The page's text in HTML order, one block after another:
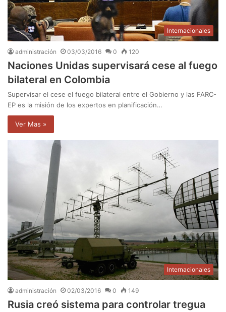
Internacionales
administración 03/03/2016 0 120
Naciones Unidas supervisará cese al fuego
bilateral en Colombia
Supervisar el cese el fuego bilateral entre el Gobierno y las FARC-
EP es la misión de los expertos en planificación…
Ver Mas »
Internacionales
administración 02/03/2016 0 149
Rusia creó sistema para controlar tregua